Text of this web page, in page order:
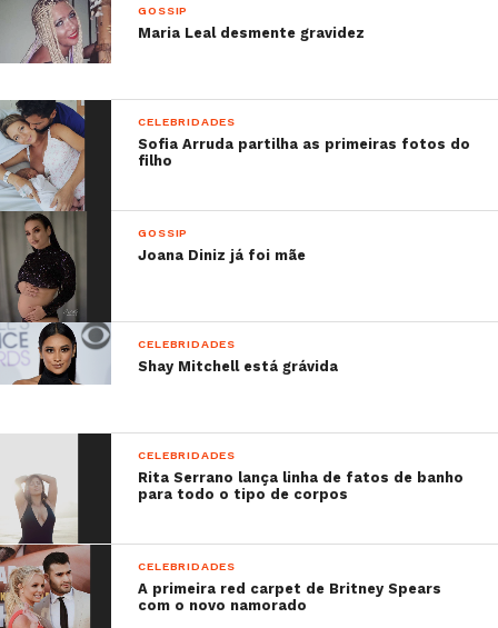
GOSSIP
Maria Leal desmente gravidez
CELEBRIDADES
Sofia Arruda partilha as primeiras fotos do
filho
GOSSIP
Joana Diniz já foi mãe
CELEBRIDADES
Shay Mitchell está grávida
CELEBRIDADES
Rita Serrano lança linha de fatos de banho
para todo o tipo de corpos
CELEBRIDADES
A primeira red carpet de Britney Spears
com o novo namorado